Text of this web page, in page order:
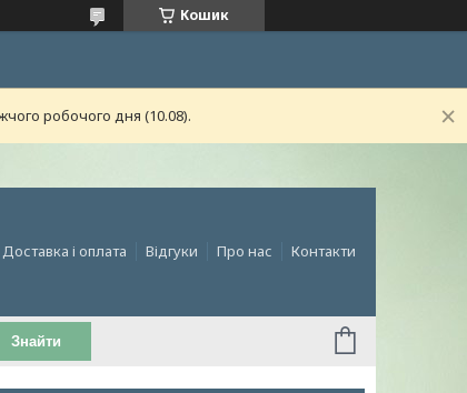
Кошик
робочого дня (10.08).
Доставка і оплата Відгуки Про нас Контакти
Знайти